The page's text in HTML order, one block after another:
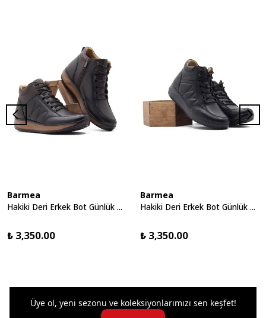
Barmea
Hakiki Deri Erkek Bot Günlük Yürüyüş Ayakkabısı - 2150 Kahve KK064
₺ 3,350.00
Barmea
Hakiki Deri Erkek Bot Günlük Yürüyüş Ayakkabısı - 2150 Siyah KK064
₺ 3,350.00
Üye ol, yeni sezonu ve koleksiyonlarımızı sen keşfet!